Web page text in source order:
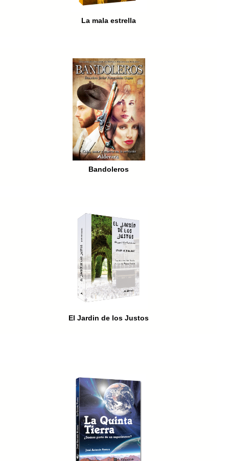
La mala estrella
Bandoleros
El Jardin de los Justos